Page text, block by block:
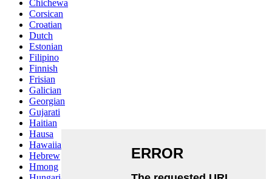
Chichewa
Corsican
Croatian
Dutch
Estonian
Filipino
Finnish
Frisian
Galician
Georgian
Gujarati
Haitian
Hausa
Hawaiian
Hebrew
Hmong